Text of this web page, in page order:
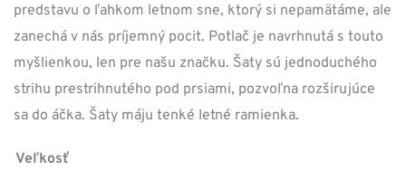
predstavu o ľahkom letnom sne, ktorý si nepamätáme, ale
zanechá v nás príjemný pocit. Potlač je navrhnutá s touto
myšlienkou, len pre našu značku. Šaty sú jednoduchého
strihu prestrihnutého pod prsiami, pozvoľna rozširujúce
sa do áčka. Šaty máju tenké letné ramienka.
Veľkosť